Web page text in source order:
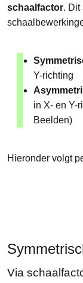
schaalfactor. Dit
Y-richting
in X- en Y-
Beelden)
Hieronder volgt
Via